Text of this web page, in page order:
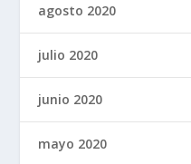
agosto 2020
julio 2020
junio 2020
mayo 2020